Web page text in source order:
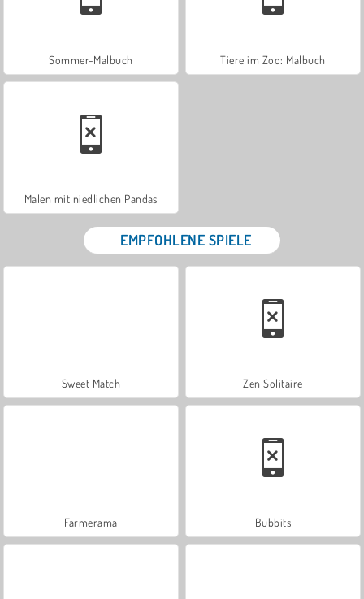
Sommer-Malbuch Tiere im Zoo: Malbuch
Malen mit niedlichen Pandas
EMPFOHLENE SPIELE
Sweet Match Zen Solitaire
Farmerama Bubbits